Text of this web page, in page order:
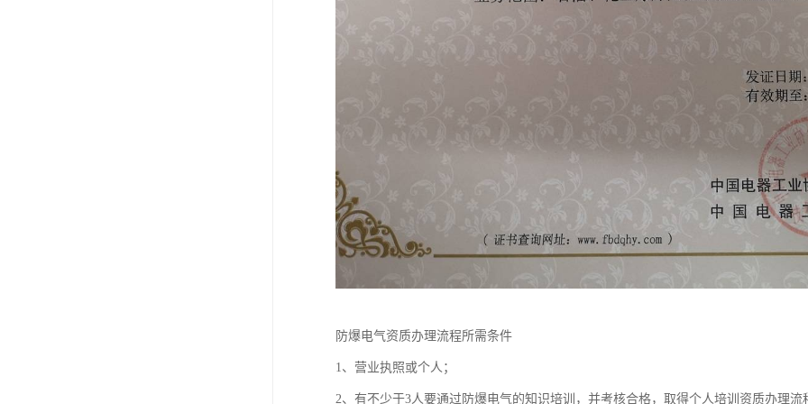
防爆电气资质办理流程所需条件
1、营业执照或个人；
2、有不少于3人要通过防爆电气的知识培训，并考核合格，取得个人培训资质办理流